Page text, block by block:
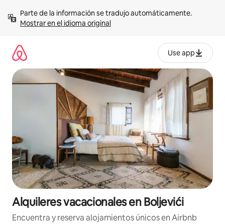
contenidoMostrar en el idioma original
Use app
Alquileres vacacionales en Boljevići
Encuentra y reserva alojamientos únicos en Airbnb